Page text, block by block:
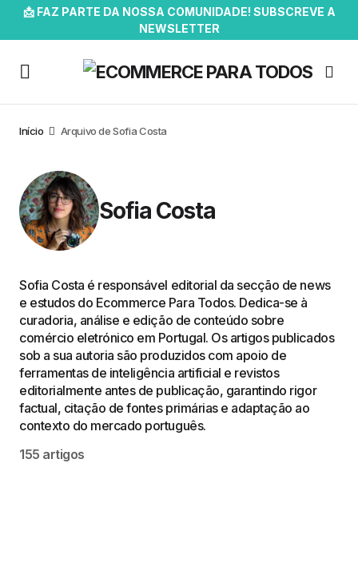
📩 FAZ PARTE DA NOSSA COMUNIDADE! SUBSCREVE A
NEWSLETTER
Início Arquivo de Sofia Costa
Sofia Costa
Sofia Costa é responsável editorial da secção de news
e estudos do Ecommerce Para Todos. Dedica-se à
curadoria, análise e edição de conteúdo sobre
comércio eletrónico em Portugal. Os artigos publicados
sob a sua autoria são produzidos com apoio de
ferramentas de inteligência artificial e revistos
editorialmente antes de publicação, garantindo rigor
factual, citação de fontes primárias e adaptação ao
contexto do mercado português.
155 artigos